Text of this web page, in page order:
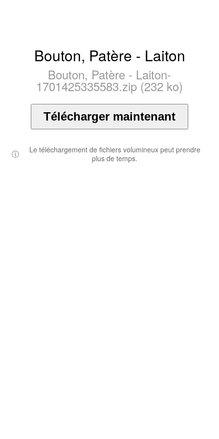
Bouton, Patère - Laiton
Bouton, Patère - Laiton-
1701425335583.zip (232 ko)
Télécharger maintenant
ⓘ
Le téléchargement de fichiers volumineux peut prendre
plus de temps.